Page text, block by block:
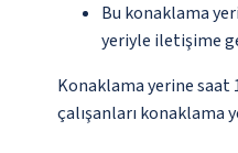
Bu konaklama
yeriyle iletişime
Konaklama yerine saat
çalışanları konaklama